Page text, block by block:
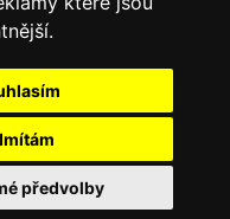
.
předvolby
Akce
251 01